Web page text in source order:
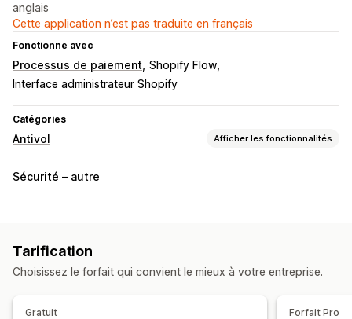
anglais
Cette application n’est pas traduite en français
Fonctionne avec
Processus de paiement Shopify Flow
Interface administrateur Shopify
Catégories
Antivol Afficher les fonctionnalités
Ressources protégées
Données clients
Copier-coller
Sécurité – autre
Tarification
Choisissez le forfait qui convient le mieux à votre entreprise.
Gratuit Forfait Pro